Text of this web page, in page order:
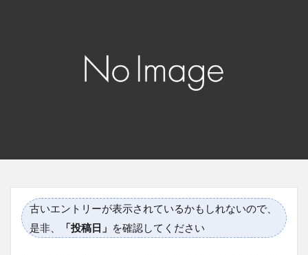
古いエントリーが表示されているかもしれないので、
是非、
「投稿日」 を確認してください